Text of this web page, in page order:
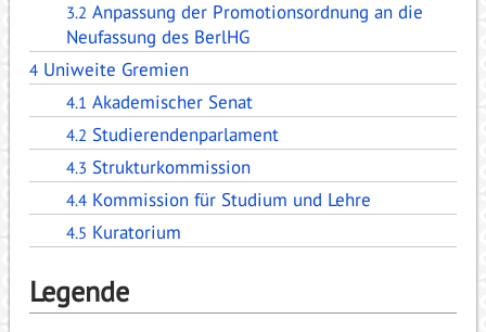
3.2 Anpassung der Promotionsordnung an die
Neufassung des BerlHG
4 Uniweite Gremien
4.1 Akademischer Senat
4.2 Studierendenparlament
4.3 Strukturkommission
4.4 Kommission für Studium und Lehre
4.5 Kuratorium
Legende